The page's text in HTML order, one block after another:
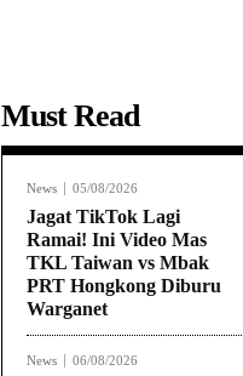
Must Read
News 05/08/2026
Jagat TikTok Lagi
Ramai! Ini Video Mas
TKL Taiwan vs Mbak
PRT Hongkong Diburu
Warganet
News 06/08/2026